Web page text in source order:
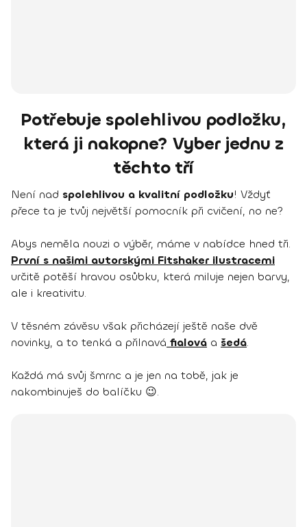
Potřebuje spolehlivou podložku,
která ji nakopne? Vyber jednu z
těchto tří
Není nad spolehlivou a kvalitní podložku! Vždyť
přece ta je tvůj největší pomocník při cvičení, no ne?
Abys neměla nouzi o výběr, máme v nabídce hned tři.
První s našimi autorskými Fitshaker ilustracemi
určitě potěší hravou osůbku, která miluje nejen barvy,
ale i kreativitu.
V těsném závěsu však přicházejí ještě naše dvě
novinky, a to tenká a přilnavá fialová a šedá.
Každá má svůj šmrnc a je jen na tobě, jak je
nakombinuješ do balíčku 😉.